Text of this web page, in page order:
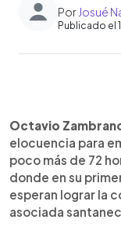
Por Josué
Publicado el
►
Octavio
elocuencia para
poco más de 72
donde en su
esperan lograr la
asociada